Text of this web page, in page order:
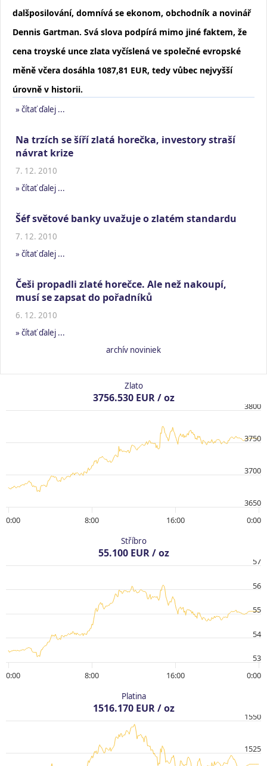
dalšposilování, domnívá se ekonom, obchodník a novinář
Dennis Gartman. Svá slova podpírá mimo jiné faktem, že
cena troyské unce zlata vyčíslená ve společné evropské
měně včera dosáhla 1087,81 EUR, tedy vůbec nejvyšší
úrovně v historii.
» čítať ďalej ...
Na trzích se šíří zlatá horečka, investory straší
návrat krize
7. 12. 2010
» čítať ďalej ...
Šéf světové banky uvažuje o zlatém standardu
7. 12. 2010
» čítať ďalej ...
Češi propadli zlaté horečce. Ale než nakoupí,
musí se zapsat do pořadníků
6. 12. 2010
» čítať ďalej ...
archív noviniek
Zlato
3756.530 EUR / oz
0:00 8:00 16:00 0:00
3650
3700
3750
3800
Stříbro
55.100 EUR / oz
0:00 8:00 16:00 0:00
53
54
55
56
57
Platina
1516.170 EUR / oz
1525
1550